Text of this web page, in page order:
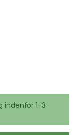
indenfor 1-3